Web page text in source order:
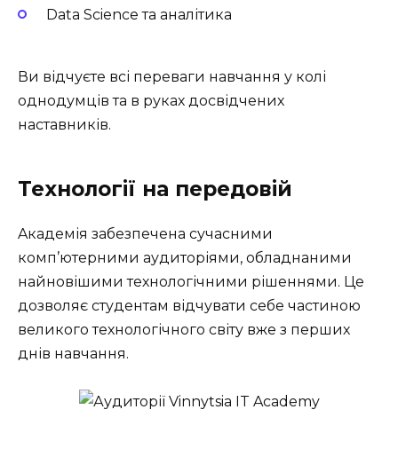
Data Science та аналітика
Ви відчуєте всі переваги навчання у колі
однодумців та в руках досвідчених
наставників.
Технології на передовій
Aкадемія забезпечена сучасними
комп’ютерними аудиторіями, обладнаними
найновішими технологічними рішеннями. Це
дозволяє студентам відчувати себе частиною
великого технологічного світу вже з перших
днів навчання.